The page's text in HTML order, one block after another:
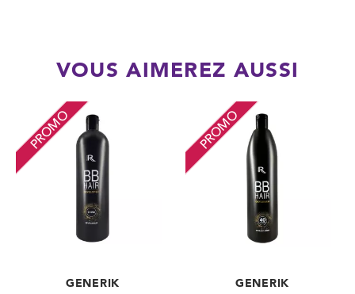
VOUS AIMEREZ AUSSI
PROMO
GENERIK
PROMO
GENERIK